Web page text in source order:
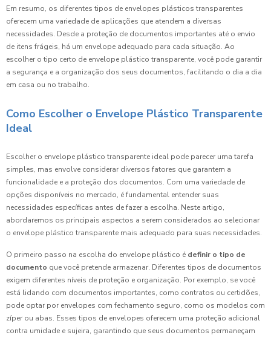
Em resumo, os diferentes tipos de envelopes plásticos transparentes
oferecem uma variedade de aplicações que atendem a diversas
necessidades. Desde a proteção de documentos importantes até o envio
de itens frágeis, há um envelope adequado para cada situação. Ao
escolher o tipo certo de envelope plástico transparente, você pode garantir
a segurança e a organização dos seus documentos, facilitando o dia a dia
em casa ou no trabalho.
Como Escolher o Envelope Plástico Transparente
Ideal
Escolher o envelope plástico transparente ideal pode parecer uma tarefa
simples, mas envolve considerar diversos fatores que garantem a
funcionalidade e a proteção dos documentos. Com uma variedade de
opções disponíveis no mercado, é fundamental entender suas
necessidades específicas antes de fazer a escolha. Neste artigo,
abordaremos os principais aspectos a serem considerados ao selecionar
o envelope plástico transparente mais adequado para suas necessidades.
O primeiro passo na escolha do envelope plástico é definir o tipo de
documento que você pretende armazenar. Diferentes tipos de documentos
exigem diferentes níveis de proteção e organização. Por exemplo, se você
está lidando com documentos importantes, como contratos ou certidões,
pode optar por envelopes com fechamento seguro, como os modelos com
zíper ou abas. Esses tipos de envelopes oferecem uma proteção adicional
contra umidade e sujeira, garantindo que seus documentos permaneçam